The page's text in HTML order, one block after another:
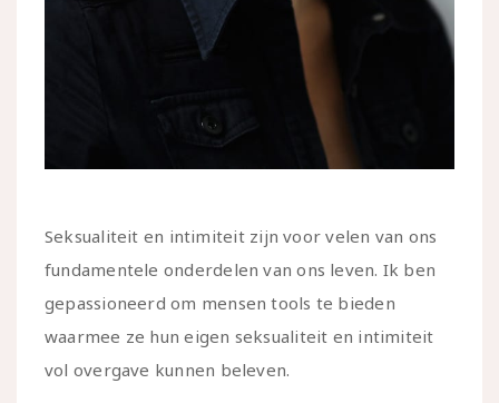
Seksualiteit en intimiteit zijn voor velen van ons
fundamentele onderdelen van ons leven. Ik ben
gepassioneerd om mensen tools te bieden
waarmee ze hun eigen seksualiteit en intimiteit
vol overgave kunnen beleven.